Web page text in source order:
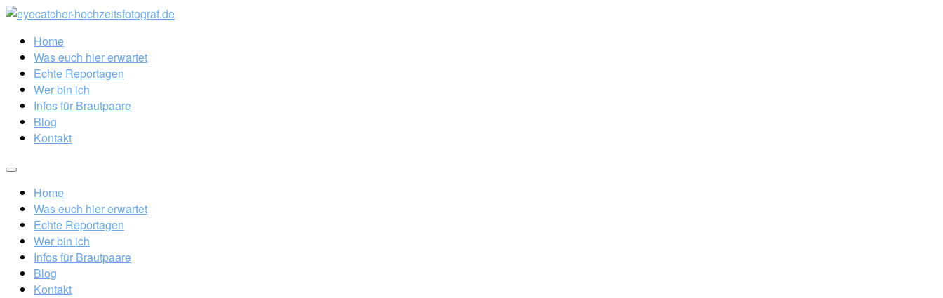
Home
Was euch hier erwartet
Echte Reportagen
Wer bin ich
Infos für Brautpaare
Blog
Kontakt
Home
Was euch hier erwartet
Echte Reportagen
Wer bin ich
Infos für Brautpaare
Blog
Kontakt